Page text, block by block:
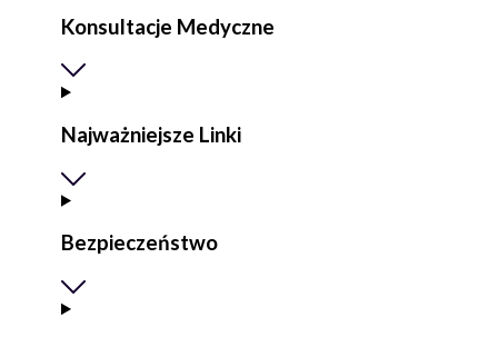
Konsultacje Medyczne
Najważniejsze Linki
Bezpieczeństwo